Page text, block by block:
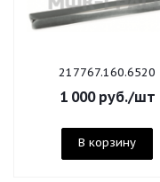
217767.160.6520
1 000руб./шт
В корзину